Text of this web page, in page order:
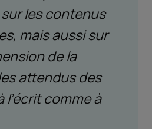
les contenus
mais aussi sur
de la
attendus des
l’écrit comme à